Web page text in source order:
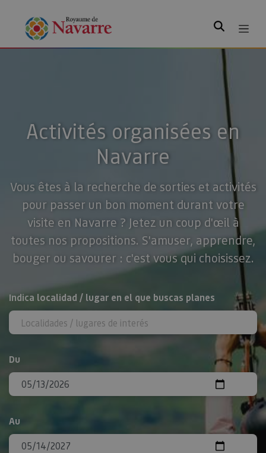
Rechercher
Activités organisées en
Navarre
Vous êtes à la recherche de sorties et activités
pour passer un bon moment durant votre
visite en Navarre ? Jetez un coup d'œil à
toutes nos propositions. S'amuser, apprendre,
bouger ou savourer : c'est vous qui choisissez.
Rechercher
Indica localidad / lugar en el que buscas planes
Du
Au